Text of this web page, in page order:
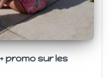
promo sur les